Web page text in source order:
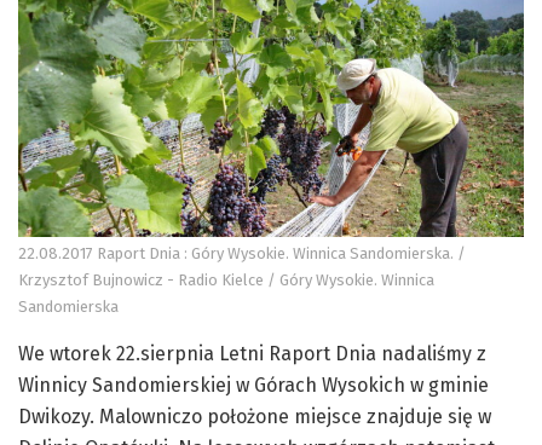
22.08.2017 Raport Dnia : Góry Wysokie. Winnica Sandomierska. /
Krzysztof Bujnowicz - Radio Kielce / Góry Wysokie. Winnica
Sandomierska
We wtorek 22.sierpnia Letni Raport Dnia nadaliśmy z
Winnicy Sandomierskiej w Górach Wysokich w gminie
Dwikozy. Malowniczo położone miejsce znajduje się w